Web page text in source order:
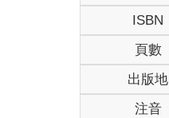
ISBN
頁數
出版地
注音